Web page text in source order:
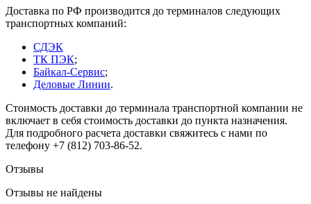
Доставка по РФ производится до терминалов следующих
транспортных компаний:
СДЭК
ТК ПЭК;
Байкал-Сервис;
Деловые Линии.
Стоимость доставки до терминала транспортной компании не
включает в себя стоимость доставки до пункта назначения.
Для подробного расчета доставки свяжитесь с нами по
телефону +7 (812) 703-86-52.
Отзывы
Отзывы не найдены